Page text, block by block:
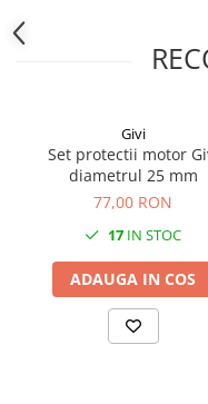
Givi
Set protectii motor
diametrul 25 mm
77,00 RON
17 IN STOC
ADAUGA IN COS